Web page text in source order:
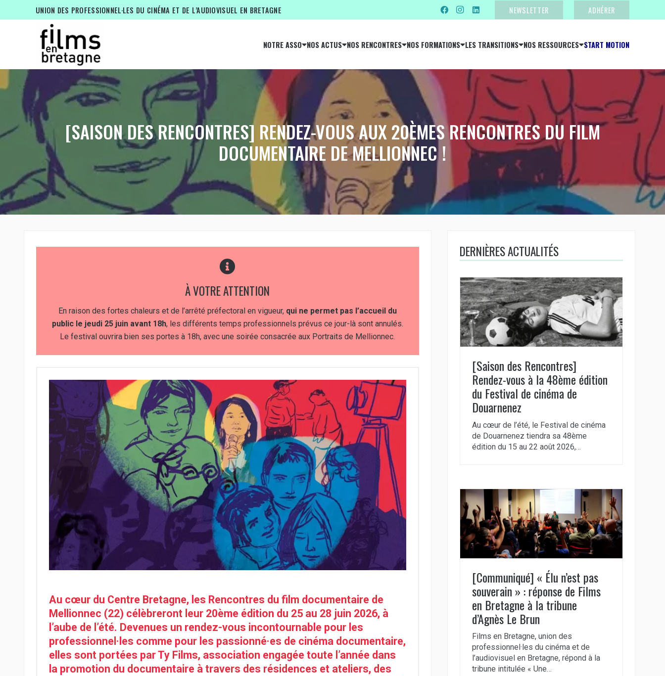
UNION DES PROFESSIONNEL·LES DU CINÉMA ET DE L’AUDIOVISUEL EN BRETAGNE NEWSLETTER ADHÉRER
NOTRE ASSO NOS ACTUS NOS RENCONTRES NOS FORMATIONS LES TRANSITIONS NOS RESSOURCES START MOTION
[SAISON DES RENCONTRES] RENDEZ-VOUS AUX 20ÈMES RENCONTRES DU FILM
DOCUMENTAIRE DE MELLIONNEC !
À VOTRE ATTENTION
En raison des fortes chaleurs et de l’arrêté préfectoral en vigueur, qui ne permet pas l’accueil du
public le jeudi 25 juin avant 18h, les différents temps professionnels prévus ce jour-là sont annulés.
Le festival ouvrira bien ses portes à 18h, avec une soirée consacrée aux Portraits de Mellionnec.
Au cœur du Centre Bretagne, les Rencontres du film documentaire de
Mellionnec (22) célèbreront leur 20ème édition du 25 au 28 juin 2026, à
l’aube de l’été. Devenues un rendez-vous incontournable pour les
professionnel·les comme pour les passionné·es de cinéma documentaire,
elles sont portées par Ty Films, association engagée toute l’année dans
la promotion du documentaire à travers des résidences et ateliers, des
DERNIÈRES ACTUALITÉS
[Saison des Rencontres]
Rendez-vous à la 48ème édition
du Festival de cinéma de
Douarnenez
Au cœur de l’été, le Festival de cinéma
de Douarnenez tiendra sa 48ème
édition du 15 au 22 août 2026,…
[Communiqué] « Élu n’est pas
souverain » : réponse de Films
en Bretagne à la tribune
d’Agnès Le Brun
Films en Bretagne, union des
professionnel·les du cinéma et de
l’audiovisuel en Bretagne, répond à la
tribune intitulée « Une…